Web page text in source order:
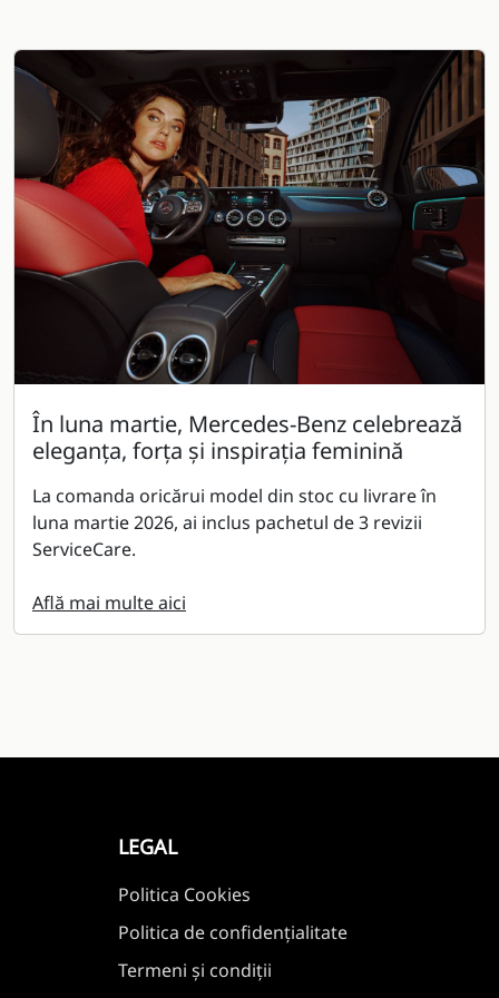
În luna martie, Mercedes-Benz celebrează
eleganța, forța și inspirația feminină
La comanda oricărui model din stoc cu livrare în
luna martie 2026, ai inclus pachetul de 3 revizii
ServiceCare.
Află mai multe aici
LEGAL
Politica Cookies
Politica de confidențialitate
Termeni și condiții